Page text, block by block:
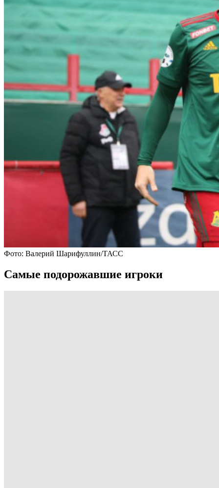
Фото: Валерий Шарифуллин/ТАСС
Самые подорожавшие игроки